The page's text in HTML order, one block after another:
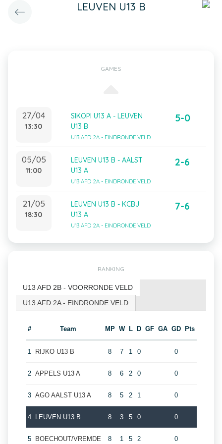
LEUVEN U13 B
GAMES
27/04
13:30
SIKOPI U13 A - LEUVEN
U13 B
U13 AFD 2A - EINDRONDE VELD
5-0
05/05
11:00
LEUVEN U13 B - AALST
U13 A
U13 AFD 2A - EINDRONDE VELD
2-6
21/05
18:30
LEUVEN U13 B - KCBJ
U13 A
U13 AFD 2A - EINDRONDE VELD
7-6
RANKING
U13 AFD 2B - VOORRONDE VELD
U13 AFD 2A - EINDRONDE VELD
# Team MP W L D GF GA GD Pts
1 RIJKO U13 B 8 7 1 0 0
2 APPELS U13 A 8 6 2 0 0
3 AGO AALST U13 A 8 5 2 1 0
4 LEUVEN U13 B 8 3 5 0 0
5 BOECHOUT/VREMDE 8 1 5 2 0